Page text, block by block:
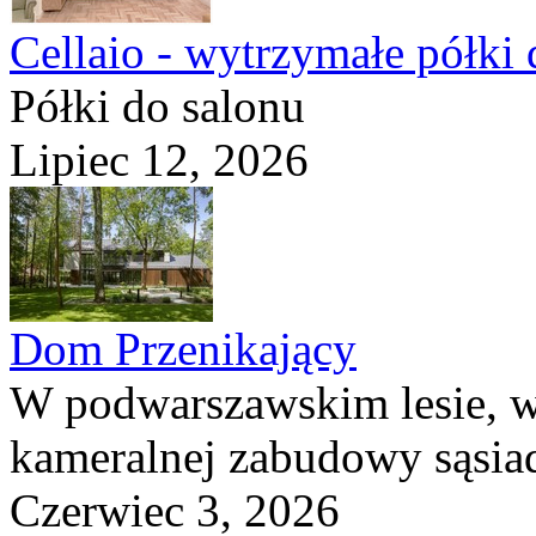
Cellaio - wytrzymałe półki
Półki do salonu
Lipiec 12, 2026
Dom Przenikający
W podwarszawskim lesie,
kameralnej zabudowy
Czerwiec 3, 2026